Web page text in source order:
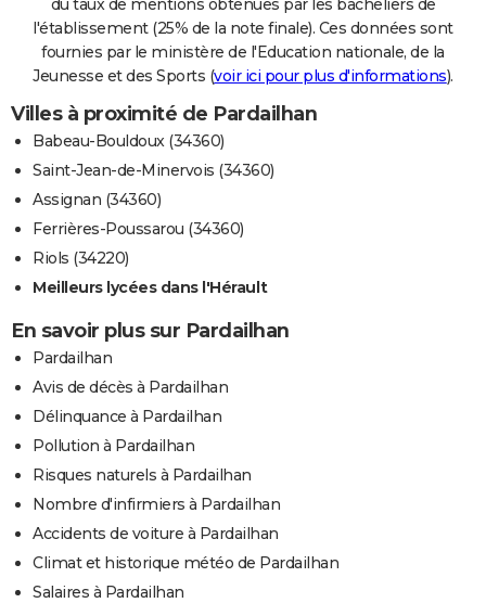
du taux de mentions obtenues par les bacheliers de
l'établissement (25% de la note finale). Ces données sont
fournies par le ministère de l'Education nationale, de la
Jeunesse et des Sports (voir ici pour plus d'informations).
Villes à proximité de Pardailhan
Babeau-Bouldoux (34360)
Saint-Jean-de-Minervois (34360)
Assignan (34360)
Ferrières-Poussarou (34360)
Riols (34220)
Meilleurs lycées dans l'Hérault
En savoir plus sur Pardailhan
Pardailhan
Avis de décès à Pardailhan
Délinquance à Pardailhan
Pollution à Pardailhan
Risques naturels à Pardailhan
Nombre d'infirmiers à Pardailhan
Accidents de voiture à Pardailhan
Climat et historique météo de Pardailhan
Salaires à Pardailhan